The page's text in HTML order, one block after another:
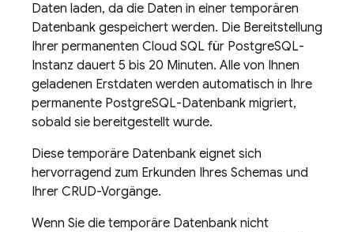
Daten laden, da die Daten in einer temporären
Datenbank gespeichert werden. Die Bereitstellung
Ihrer permanenten Cloud SQL für PostgreSQL-
Instanz dauert 5 bis 20 Minuten. Alle von Ihnen
geladenen Erstdaten werden automatisch in Ihre
permanente PostgreSQL-Datenbank migriert,
sobald sie bereitgestellt wurde.
Diese temporäre Datenbank eignet sich
hervorragend zum Erkunden Ihres Schemas und
Ihrer CRUD-Vorgänge.
Wenn Sie die temporäre Datenbank nicht